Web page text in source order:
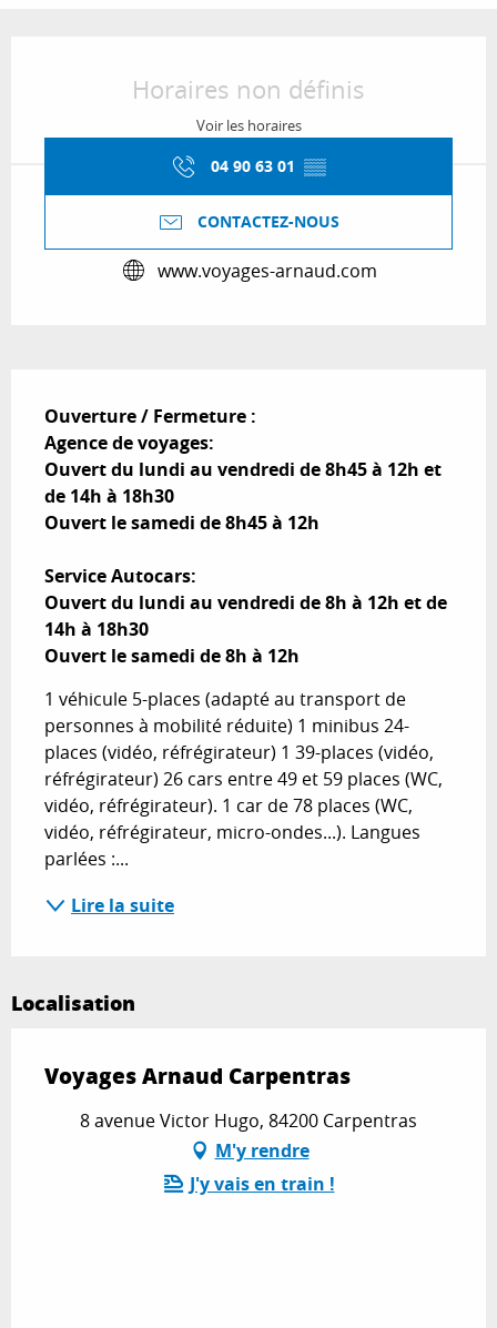
Horaires non définis
Voir les horaires
04 90 63 01 ▒▒
CONTACTEZ-NOUS
www.voyages-arnaud.com
Ouverture / Fermeture :
Agence de voyages:
Ouvert du lundi au vendredi de 8h45 à 12h et
de 14h à 18h30
Ouvert le samedi de 8h45 à 12h
Service Autocars:
Ouvert du lundi au vendredi de 8h à 12h et de
14h à 18h30
Ouvert le samedi de 8h à 12h
1 véhicule 5-places (adapté au transport de
personnes à mobilité réduite) 1 minibus 24-
places (vidéo, réfrégirateur) 1 39-places (vidéo,
réfrégirateur) 26 cars entre 49 et 59 places (WC,
vidéo, réfrégirateur). 1 car de 78 places (WC,
vidéo, réfrégirateur, micro-ondes...). Langues
parlées :...
Lire la suite
Localisation
Voyages Arnaud Carpentras
8 avenue Victor Hugo, 84200 Carpentras
M'y rendre
J'y vais en train !